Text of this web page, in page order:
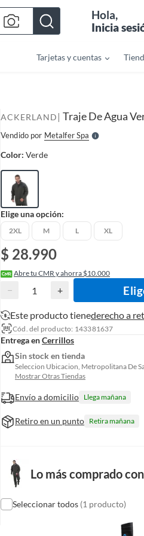
Hola,
Inicia
Tarjetas y cuentas
ACKERLAND | Traje De Agua
Vendido por Metalfer Spa S
l
l
Color: Verde
Elige una opción:
2XL M L XL
$ 28.990
Abre tu CMR y ahorra $10.000
− +
Este producto tienederecho a
Cód. del producto: 143381637
Entrega enCerrillos
Sin stock en tienda
Seleccion Ubicacion, Metropolitana De
Mostrar Otras Tiendas
Envío a domicilio Llega mañana
Retiro en un punto Retira mañana
Lo más comprado
Seleccionar todos (1 producto)